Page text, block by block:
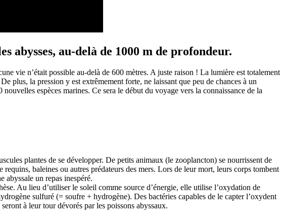
abysses, au-delà de 1000 m de profondeur.
vie n’était possible au-delà de 600 mètres. A juste raison ! La lumière est totalement
plus, la pression y est extrêmement forte, ne laissant que peu de chances à un
espèces marines. Ce sera le début du voyage vers la connaissance de la
plantes de se développer. De petits animaux (le zooplancton) se nourrissent de
baleines ou autres prédateurs des mers. Lors de leur mort, leurs corps tombent
abyssale un repas inespéré.
Au lieu d’utiliser le soleil comme source d’énergie, elle utilise l’oxydation de
sulfuré (= soufre + hydrogène). Des bactéries capables de le capter l’oxydent
à leur tour dévorés par les poissons abyssaux.